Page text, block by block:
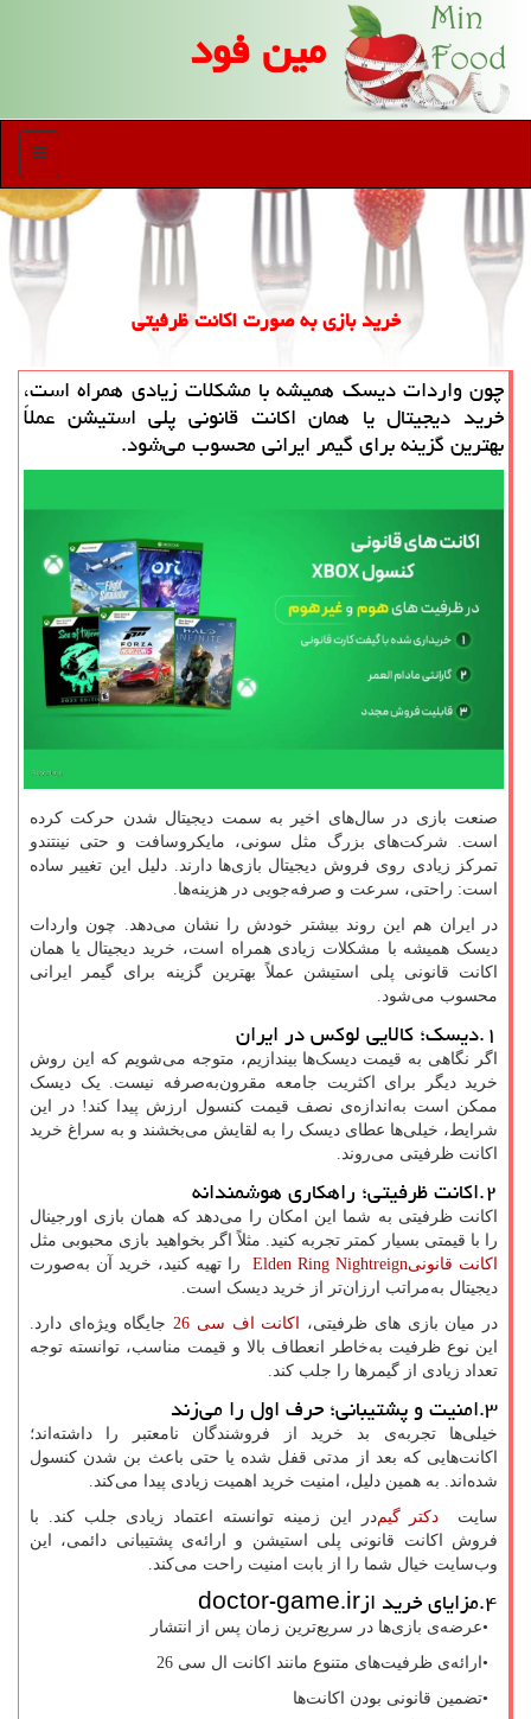
مین فود
منو
خرید بازی به صورت اکانت ظرفیتی
چون واردات دیسک همیشه با مشکلات زیادی همراه است،
خرید دیجیتال یا همان اکانت قانونی پلی استیشن عملاً
بهترین گزینه برای گیمر ایرانی محسوب می‌شود.
صنعت بازی در سال‌های اخیر به سمت دیجیتال شدن حرکت کرده
است. شرکت‌های بزرگ مثل سونی، مایکروسافت و حتی نینتندو
تمرکز زیادی روی فروش دیجیتال بازی‌ها دارند. دلیل این تغییر ساده
است: راحتی، سرعت و صرفه‌جویی در هزینه‌ها.
در ایران هم این روند بیشتر خودش را نشان می‌دهد. چون واردات
دیسک همیشه با مشکلات زیادی همراه است، خرید دیجیتال یا همان
اکانت قانونی پلی استیشن عملاً بهترین گزینه برای گیمر ایرانی
محسوب می‌شود.
۱.دیسک؛ کالایی لوکس در ایران
اگر نگاهی به قیمت دیسک‌ها بیندازیم، متوجه می‌شویم که این روش
خرید دیگر برای اکثریت جامعه مقرون‌به‌صرفه نیست. یک دیسک
ممکن است به‌اندازه‌ی نصف قیمت کنسول ارزش پیدا کند! در این
شرایط، خیلی‌ها عطای دیسک را به لقایش می‌بخشند و به سراغ خرید
اکانت ظرفیتی می‌روند.
۲.اکانت ظرفیتی؛ راهکاری هوشمندانه
اکانت ظرفیتی به شما این امکان را می‌دهد که همان بازی اورجینال
را با قیمتی بسیار کمتر تجربه کنید. مثلاً اگر بخواهید بازی محبوبی مثل
اکانت قانونیElden Ring Nightreign
را تهیه کنید، خرید آن به‌صورت
دیجیتال به‌مراتب ارزان‌تر از خرید دیسک است.
در میان بازی های ظرفیتی،
اکانت اف سی 26
جایگاه ویژه‌ای دارد.
این نوع ظرفیت به‌خاطر انعطاف بالا و قیمت مناسب، توانسته توجه
تعداد زیادی از گیمرها را جلب کند.
۳.امنیت و پشتیبانی؛ حرف اول را می‌زند
خیلی‌ها تجربه‌ی بد خرید از فروشندگان نامعتبر را داشته‌اند؛
اکانت‌هایی که بعد از مدتی قفل شده یا حتی باعث بن شدن کنسول
شده‌اند. به همین دلیل، امنیت خرید اهمیت زیادی پیدا می‌کند.
سایت
دکتر گیمدر این زمینه توانسته اعتماد زیادی جلب کند. با
فروش اکانت قانونی پلی استیشن و ارائه‌ی پشتیبانی دائمی، این
وب‌سایت خیال شما را از بابت امنیت راحت می‌کند.
۴.مزایای خرید از doctor-game.ir
•عرضه‌ی بازی‌ها در سریع‌ترین زمان پس از انتشار
• ارائه‌ی ظرفیت‌های متنوع مانند اکانت ال سی 26
•تضمین قانونی بودن اکانت‌ها